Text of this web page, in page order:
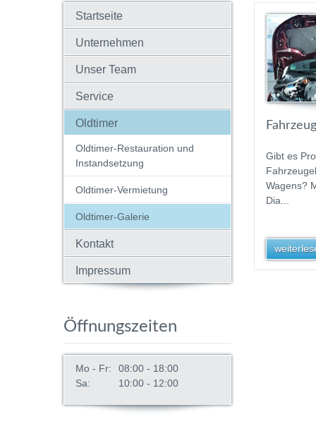
Startseite
Unternehmen
Unser Team
Service
Oldtimer
Oldtimer-Restauration und
Instandsetzung
Oldtimer-Vermietung
Oldtimer-Galerie
Kontakt
Impressum
Öffnungszeiten
Mo - Fr:
08:00 - 18:00
Sa:
10:00 - 12:00
Gibt es
Wagens?
Dia...